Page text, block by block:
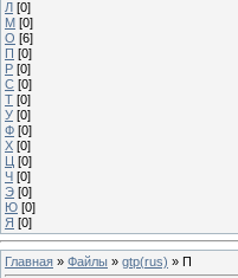
Л [0]
М [0]
О [6]
П [0]
Р [0]
С [0]
Т [0]
У [0]
Ф [0]
Х [0]
Ц [0]
Ч [0]
Э [0]
Ю [0]
Я [0]
Главная » Файлы » gtp(rus) » П